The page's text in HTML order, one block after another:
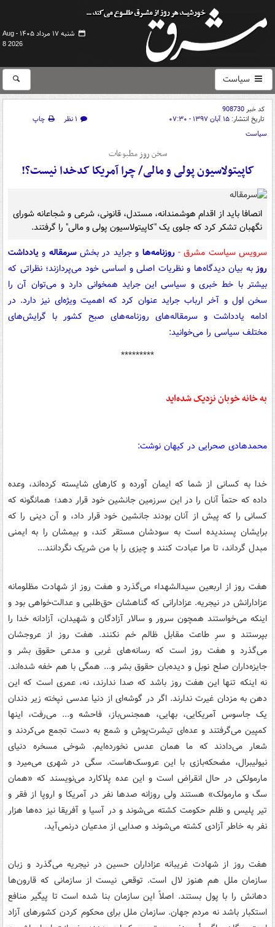
شنبه ۱۷ مرداد ۱۴۰۵ -
Aug
8 2026
سیاست
کد خبر908730
تاریخ انتشار: ۱۵ آبان ۱۳۹۷ - ۰۷:۳۰ ۱ نظر
چاپ
سیاست
سخن روز مطبوعات
کاپیتولاسیون پولی و مالی/ چرا آمریکا کدخدا نیست؟!
انصافا باید از اقدام هوشمندانه، مستدل، قانونی، شرعی و شجاعانه شورای
نگهبان تشکر کرد که جلوی یک "کاپیتولاسیون پولی و مالی" را گرفتند.
سرویس سیاست مشرق - روزنامه‌ها و جراید در بخشسرمقاله و یادداشت
روزبه بیان دیدگاه‌ها و نظریات اصلی و اساسی خود می‌پردازند؛ نظراتی که
بیشتر با خط خبری و سیاسی این جراید همخوانی دارد و می‌توان آن را
سخن اول و آخر ارباب جراید عنوان کرد که اهمیت ویژه‌ای نیز دارد. در
ادامه یادداشت و سرمقاله‌های روزنامه‌های صبح کشور با گرایش‌های
مختلف سیاسی را می‌خوانید:‌
*********
به خانه خوبان نزدیک شده‌اید
محمدهادی صحرایی در کیهان نوشت:
خدا به کسانی از شما که ایمان آورده و کارهای شایسته کرده‌‏اند، وعده
داده که حتماً آنان را در این سرزمین جانشین خود قرار دهد؛ همانگونه که
کسانی را که پیش از آنان بودند جانشین خود قرار داد، و آن دینی را که
برایشان پسندیده است به سودشان مستقر کند، و بیمشان را به ایمنی
مبدل گرداند، تا مرا عبادت کنند و چیزی را با من شریک نگردانند...
هفت روز از اربعین سیدالشهداء می‌گذرد و هفت روز از شهادت مظلومانه
عزادارانش در نیجریه. عزادارانی که گناهشان حق‌طلبی و عدالت‌خواهی بود و
اینکه می‌خواستند همچون سرور و سالار آزادگان و شهیدان، آزادانه خدا را
بپرستند و سرِ طاعت مقابل ظالم خم نکنند. هفت روز از عروجشان
می‌گذرد و هفت روز است که رسانه‌های غربی و مدعی حقوق بشر و
جایزه‌داران صلح نوبل و دیده‌بان حقوق بشر و... همگی با هم خفه شده‌اند.
نه اینکه تنها این هفت روز باشد که صدا ندارند، نه، عمری است که این
دهن به مزدان غیرت ندارند. اگر در گوشه‌ای از دنیا عدسی نپخته زیر دندان
یک جاسوس آمریکایی، بهایی، همجنس‌باز، فاحشه و... می‌رفت، اینها
کمپین می‌گرفتند و عده‌ای تیشرت‌پوش و شمع به دست تجمع می‌کردند و
شعار می‌دادند که ما همان عدس نخورده‌ایم. شوخی مسخره دنیای
نیولیبرال، مضحکه‌بازی با این عروسک‌هاست. سگی در شهری می‌میرد و
مارمولکی در حال انقراض است و این عده پلاکارد می‌نویسند که «همان
سگ و مارمولک» هستند ولی روزانه صدها نفر در آمریکا و اروپا از فقر و
تیر پلیس و ظلم حکومت کشته می‌شوند و در آسیا و آفریقا نیز ده‌ها هزار
نفر به خاطر آزادی کشته می‌شوند و صدایی از مدعیان درنمی‌آید.
هفت روز از شهادت غریبانه عزاداران حسین در نیجریه می‌گذرد و زبان
سازمان ملل هم هنوز لال است. توقعی نیست از سازمانی که قارون‌ها
دهانش را با پول بستند. اصلاً این سازمان بنا شده است تا پیگیر منافع
استکبار باشد نه مردم جهان. سازمان ملل برای محکوم کردن کشورهای آزاد